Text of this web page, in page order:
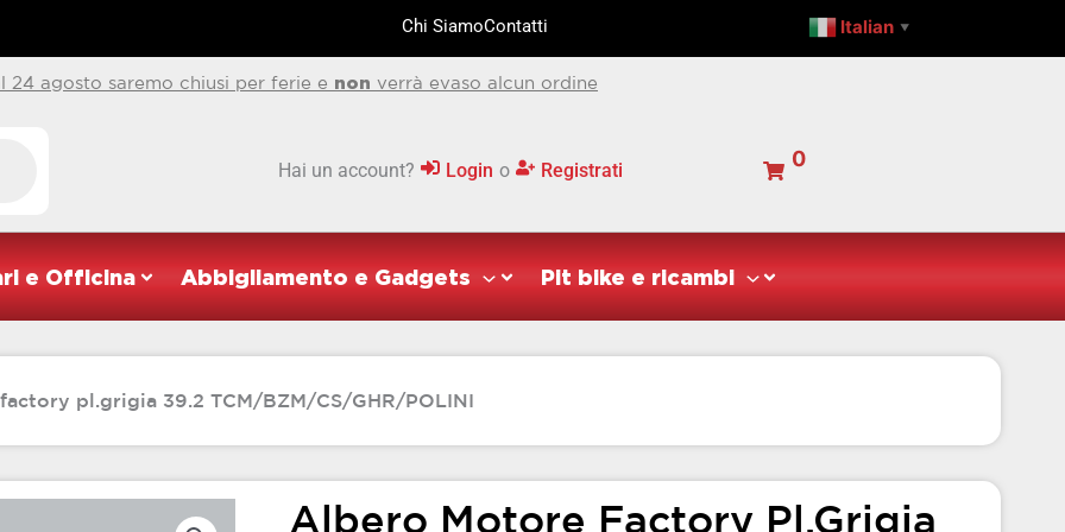
Chi SiamoContatti Italian ▼
24 agosto saremo chiusi per ferie e non verrà evaso alcun ordine
Hai un account? Login o Registrati 0
e Officina Abbigliamento e Gadgets Pit bike e ricambi
pl.grigia 39.2 TCM/BZM/CS/GHR/POLINI
Albero Motore Factory Pl.grigia